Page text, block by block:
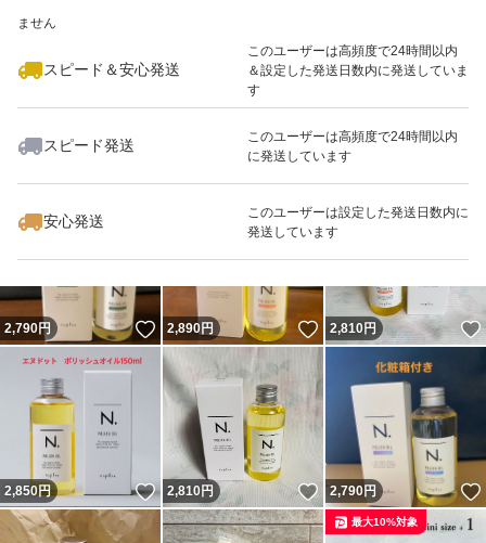
ません
スピード＆安心発送
このユーザーは高頻度で24時間以内
＆設定した発送日数内に発送していま
す
スピード発送
このユーザーは高頻度で24時間以内
に発送しています
安心発送
このユーザーは設定した発送日数内に
発送しています
いいね！
2,690
2,790円 いいね！
2,890円 いいね！
2,810円
2,850円 いいね！
2,810円 いいね！
2,790円
最大10%対象